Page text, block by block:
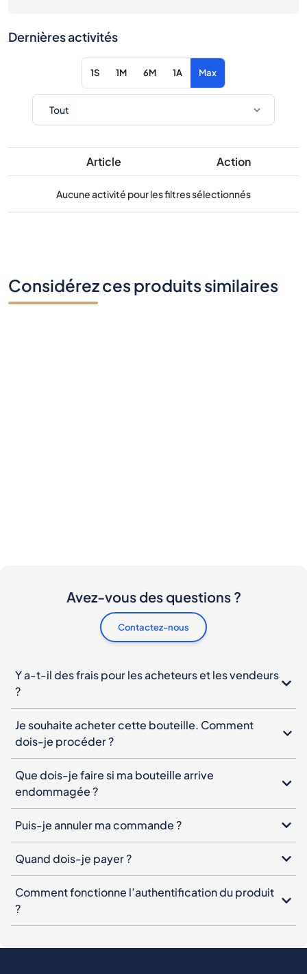
Dernières activités
1S 1M 6M 1A Max
Article Action
Aucune activité pour les filtres sélectionnés
Considérez ces produits similaires
Avez-vous des questions ?
Contactez-nous
Y a-t-il des frais pour les acheteurs et les vendeurs
?
Je souhaite acheter cette bouteille. Comment
dois-je procéder ?
Que dois-je faire si ma bouteille arrive
endommagée ?
Puis-je annuler ma commande ?
Quand dois-je payer ?
Comment fonctionne l’authentification du produit
?